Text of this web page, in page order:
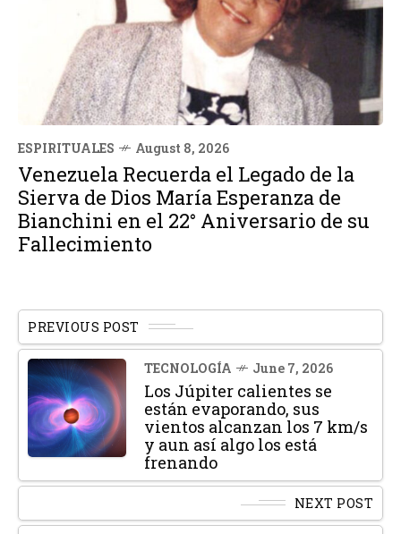
ESPIRITUALES August 8, 2026
Venezuela Recuerda el Legado de la
Sierva de Dios María Esperanza de
Bianchini en el 22° Aniversario de su
Fallecimiento
PREVIOUS POST
TECNOLOGÍA June 7, 2026
Los Júpiter calientes se
están evaporando, sus
vientos alcanzan los 7 km/s
y aun así algo los está
frenando
NEXT POST